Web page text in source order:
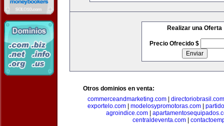
Realizar una Oferta
Precio Ofrecido $
Otros dominios en venta:
commerceandmarketing.com| directoriobrasil.com
exportelo.com
modelosypromotoras.com
agroindice.com
centraldeventa.com